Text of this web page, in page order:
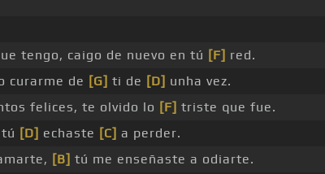
tengo, caigo de nuevo en tú [F] red.
curarme de [G] ti de [D] unha vez.
felices, te olvido lo [F] triste que fue.
[D] echaste [C] a perder.
[B] tú me enseñaste a odiarte.